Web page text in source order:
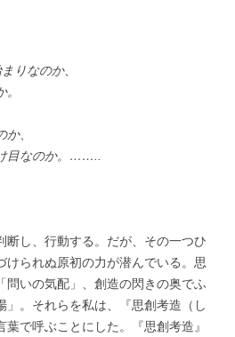
りなのか、
。
、
目なのか。……..
断し、行動する。だが、その一つひ
けられぬ原初の力が潜んでいる。思
問いの気配」、創造の閃きの奥でふ
」。それらを私は、『思創考造（し
で呼ぶことにした。『思創考造』